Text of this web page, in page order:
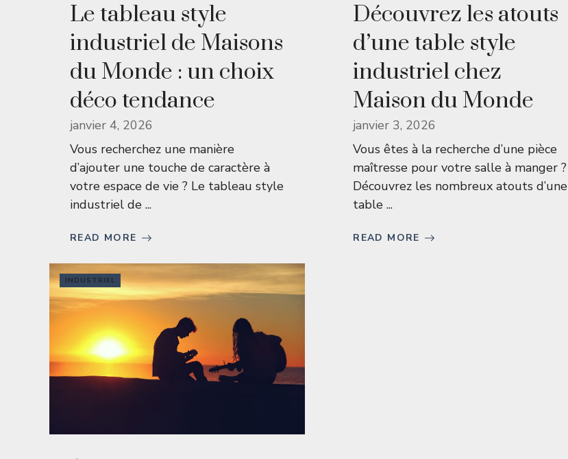
Le tableau style
industriel de Maisons
du Monde : un choix
déco tendance
janvier 4, 2026
Vous recherchez une manière
d’ajouter une touche de caractère à
votre espace de vie ? Le tableau style
industriel de ...
READ MORE
Découvrez les atouts
d’une table style
industriel chez
Maison du Monde
janvier 3, 2026
Vous êtes à la recherche d’une pièce
maîtresse pour votre salle à manger ?
Découvrez les nombreux atouts d’une
table ...
READ MORE
INDUSTRIEL